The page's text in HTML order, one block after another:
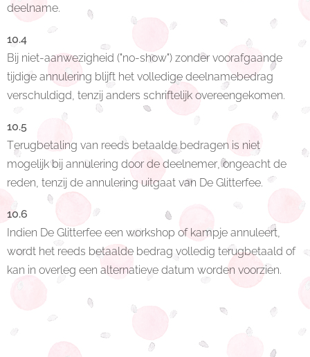
deelname.
10.4
Bij niet-aanwezigheid ("no-show") zonder voorafgaande
tijdige annulering blijft het volledige deelnamebedrag
verschuldigd, tenzij anders schriftelijk overeengekomen.
10.5
Terugbetaling van reeds betaalde bedragen is niet
mogelijk bij annulering door de deelnemer, ongeacht de
reden, tenzij de annulering uitgaat van De Glitterfee.
10.6
Indien De Glitterfee een workshop of kampje annuleert,
wordt het reeds betaalde bedrag volledig terugbetaald of
kan in overleg een alternatieve datum worden voorzien.